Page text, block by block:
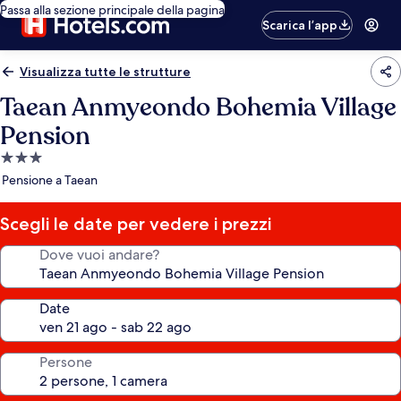
Passa alla sezione principale della pagina
Scarica l’app
Visualizza tutte le strutture
Taean Anmyeondo Bohemia Village
Pension
Struttura
a
stelle
Pensione a Taean
Scegli le date per vedere i prezzi
Dove vuoi andare?
Date
Persone